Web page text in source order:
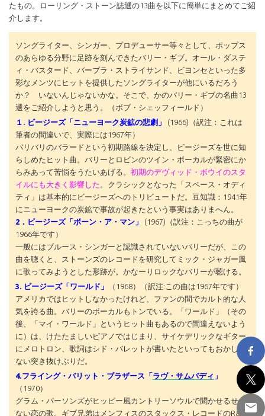
たもの。ローリング・ストーン誌選の13曲を以下に簡単にまとめてご紹
介します。
ソングライター、シンガー、プロデューサー等々として、ポップス
のあらゆる分野に足跡を刻んできたバリー・ギブ。オール・ダステ
ィ・バスタード、バーブラ・ストライサンド、ビヨンセといった多
彩なメンツにヒットを提供したソングライターが他にいるだろう
か？ いないんじゃないかな。そこで、かのバリー・ギブの名曲13
選をご紹介しようと思う。（ボブ・シェッフィールド）
１. ビージーズ「ニューヨーク炭鉱の悲劇」
(1966)（訳注：これは
筆者の間違いで、実際には1967年）
バリバリのバラードという初期路線を決定し、ビージーズを世に知
らしめたヒット曲。バリーとロビンのツイン・ボーカルが緊密にか
らみあって苦悩をうたいあげる。 初期のデヴィッド・ボウイのスタ
イルにも大きく影響した 。クラシックとなった「スペース・オディ
ティ」は基本的にビージーズへのトリビュートだ。豆知識：1941年
にニューヨークの炭鉱で事故が起きたという事実はありまへん。
2．ビージーズ「ボーン・ア・マン」
(1967)（訳注：こっちの曲が
1966年です）
一般にはブルース・シンガーと認識されていないバリーだが、この
曲を聴くと、ストーンズのレコードを研究してミック・ジャガー風
に歌ってみようとした形跡が。かなーりロックなバリーが聴ける。
3. ビージーズ「ワールド」
（1968）（訳注:この曲は1967年です）
アメリカではヒットしなかったけれど、ファンの間でカルト的な人
気を誇る曲。バリーのボーカルもトンでいる。「ワールド」（その
後、「マイ・ワールド」というヒット曲もあるので間違えないよう
に）は、けたたましいピアノではじまり、サイケデリックなギター
にメロトロン、歌詞はシド・バレットが書いたといってもおかしく
ない突き抜けぶりだ。
4.フライング・バリット・ブラザース「 ラヴ・サムバディ 」
（1970）
グラム・パーソンズがヒッピー風カントリーソウルで聞かせるせつ
ない恋の歌。ギブ兄弟はメンフィスのスタックス・レコードのR&B